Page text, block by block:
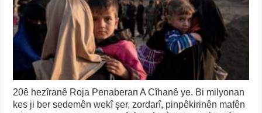
20ê hezîranê Roja Penaberan A Cîhanê ye. Bi milyonan
kes ji ber sedemên wekî şer, zordarî, pinpêkirinên mafên